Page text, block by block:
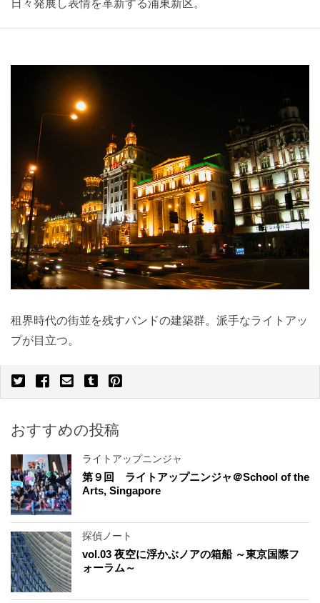
日々発展し表情を革新する浦東新区。
租界時代の街並を残すバンドの建築群。派手なライトアッ
プが目立つ。
おすすめの投稿
ライトアップニンジャ
第９回 ライトアップニンジャ＠School of the
Arts, Singapore
探偵ノート
vol.03 夜空に浮かぶノアの箱船 ～東京国際フ
ォーラム～